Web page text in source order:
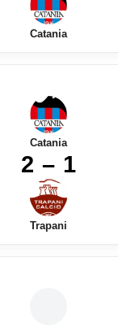
Catania
Catania
2 – 1
Trapani